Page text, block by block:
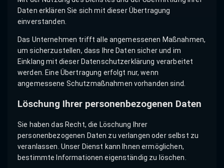
Daten erklären Sie sich mit dieser Übertragung
einverstanden.
Das Unternehmen trifft alle angemessenen Maßnahmen,
um sicherzustellen, dass Ihre Daten sicher und im
Einklang mit dieser Datenschutzerklärung verarbeitet
werden. Eine Übertragung erfolgt nur, wenn
angemessene Schutzmaßnahmen vorhanden sind.
Löschung Ihrer personenbezogenen Daten
Sie haben das Recht, die Löschung Ihrer
personenbezogenen Daten zu verlangen oder selbst zu
veranlassen. Unser Dienst kann Ihnen ermöglichen,
bestimmte Informationen eigenständig zu löschen.